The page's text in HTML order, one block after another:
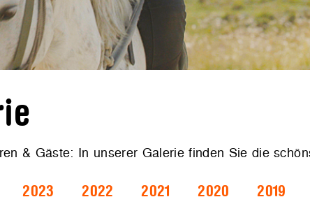
& Gäste: In unserer Galerie finden Sie die
2023 2022 2021 2020 2019